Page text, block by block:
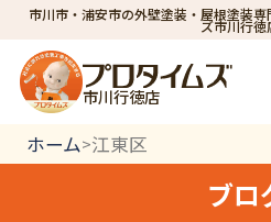
市川市・浦安市の外壁塗装・屋根塗装
ズ市川行徳
市川行徳店
ホーム>江東区
ブロ